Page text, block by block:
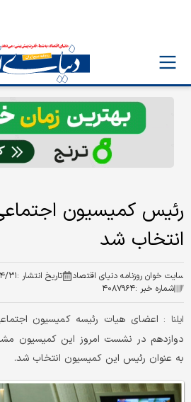
رئیس کمیسیون
انتخاب شد
سایت خوان روزنامه دنیای اقتصاد تاریخ انتشار :۱۴۰۳/
شماره خبر :۴۰۸۷۹۶۴
ایلنا : اعضای هیات رئیسه کمیسیون
دوازدهم در نشست امروز این کمیسیون
به عنوان رئیس این کمیسیون انتخاب شد.